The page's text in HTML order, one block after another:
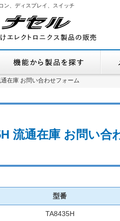
在庫 お問い合わせフォーム
流通在庫 お問い合
ン、ディスプレイ、スイッチ
型番
TA8435H
在庫 お問い合わせフォーム